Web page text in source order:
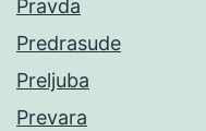
Pravda
Predrasude
Preljuba
Prevara